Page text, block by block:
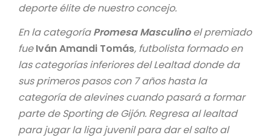
deporte élite de nuestro concejo.
En la categoríaPromesa Masculinoel premiado
fueIván Amandi Tomás, futbolista formado en
las categorías inferiores del Lealtad donde da
sus primeros pasos con 7 años hasta la
categoría de alevines cuando pasará a formar
parte de Sporting de Gijón. Regresa al lealtad
para jugar la liga juvenil para dar el salto al